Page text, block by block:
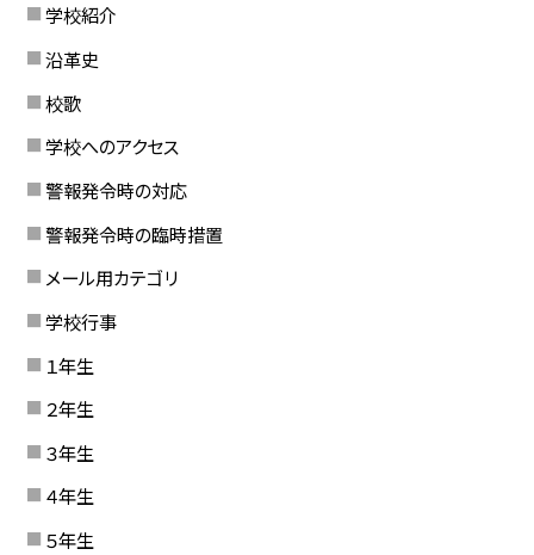
学校紹介
沿革史
校歌
学校へのアクセス
警報発令時の対応
警報発令時の臨時措置
メール用カテゴリ
学校行事
１年生
２年生
３年生
４年生
５年生